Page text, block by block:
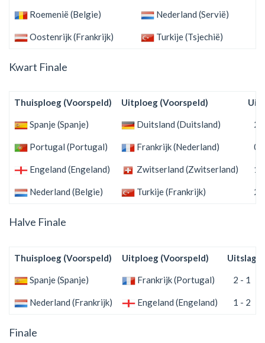
Roemenië (Belgie) Nederland (Servië)
Oostenrijk (Frankrijk) Turkije (Tsjechië)
Kwart Finale
Thuisploeg (Voorspeld) Uitploeg (Voorspeld)
Spanje (Spanje) Duitsland (Duitsland) 2
Portugal (Portugal) Frankrijk (Nederland) 0
Engeland (Engeland) Zwitserland (Zwitserland) 1
Nederland (Belgie) Turkije (Frankrijk) 2
Halve Finale
Thuisploeg (Voorspeld) Uitploeg (Voorspeld) Uitslag
Spanje (Spanje) Frankrijk (Portugal) 2 - 1
Nederland (Frankrijk) Engeland (Engeland) 1 - 2
Finale